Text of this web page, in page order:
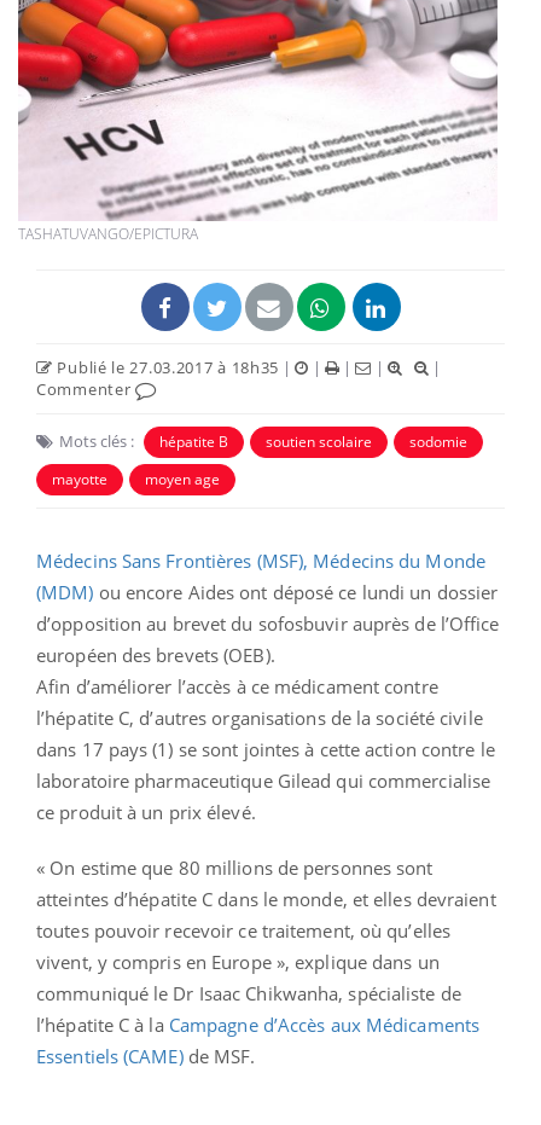
TASHATUVANGO/EPICTURA
Publié le 27.03.2017 à 18h35 | | | |
|
Commenter
Mots clés : hépatite B soutien scolaire
sodomie
mayotte
moyen age
Médecins Sans Frontières (MSF), Médecins du Monde
(MDM) ou encore Aides ont déposé ce lundi un dossier
d’opposition au brevet du sofosbuvir auprès de l’Office
européen des brevets (OEB).
Afin d’améliorer l’accès à ce médicament contre
l’hépatite C, d’autres organisations de la société civile
dans 17 pays (1) se sont jointes à cette action contre le
laboratoire pharmaceutique Gilead qui commercialise
ce produit à un prix élevé.
« On estime que 80 millions de personnes sont
atteintes d’hépatite C dans le monde, et elles devraient
toutes pouvoir recevoir ce traitement, où qu’elles
vivent, y compris en Europe », explique dans un
communiqué le Dr Isaac Chikwanha, spécialiste de
l’hépatite C à la Campagne d’Accès aux Médicaments
Essentiels (CAME)de MSF.